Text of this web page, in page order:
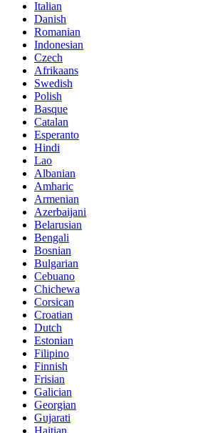
Italian
Danish
Romanian
Indonesian
Czech
Afrikaans
Swedish
Polish
Basque
Catalan
Esperanto
Hindi
Lao
Albanian
Amharic
Armenian
Azerbaijani
Belarusian
Bengali
Bosnian
Bulgarian
Cebuano
Chichewa
Corsican
Croatian
Dutch
Estonian
Filipino
Finnish
Frisian
Galician
Georgian
Gujarati